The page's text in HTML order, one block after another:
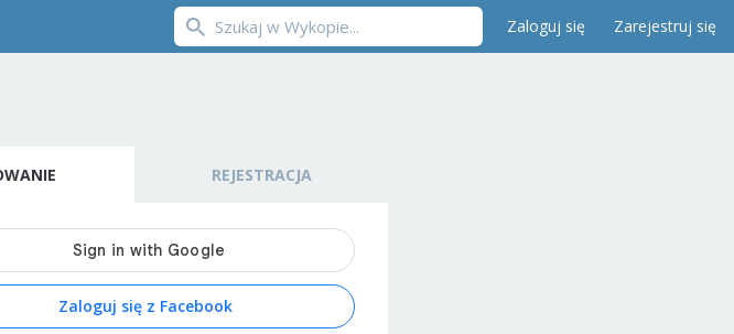
Zaloguj się Zarejestruj się
REJESTRACJA
Zaloguj się z Facebook